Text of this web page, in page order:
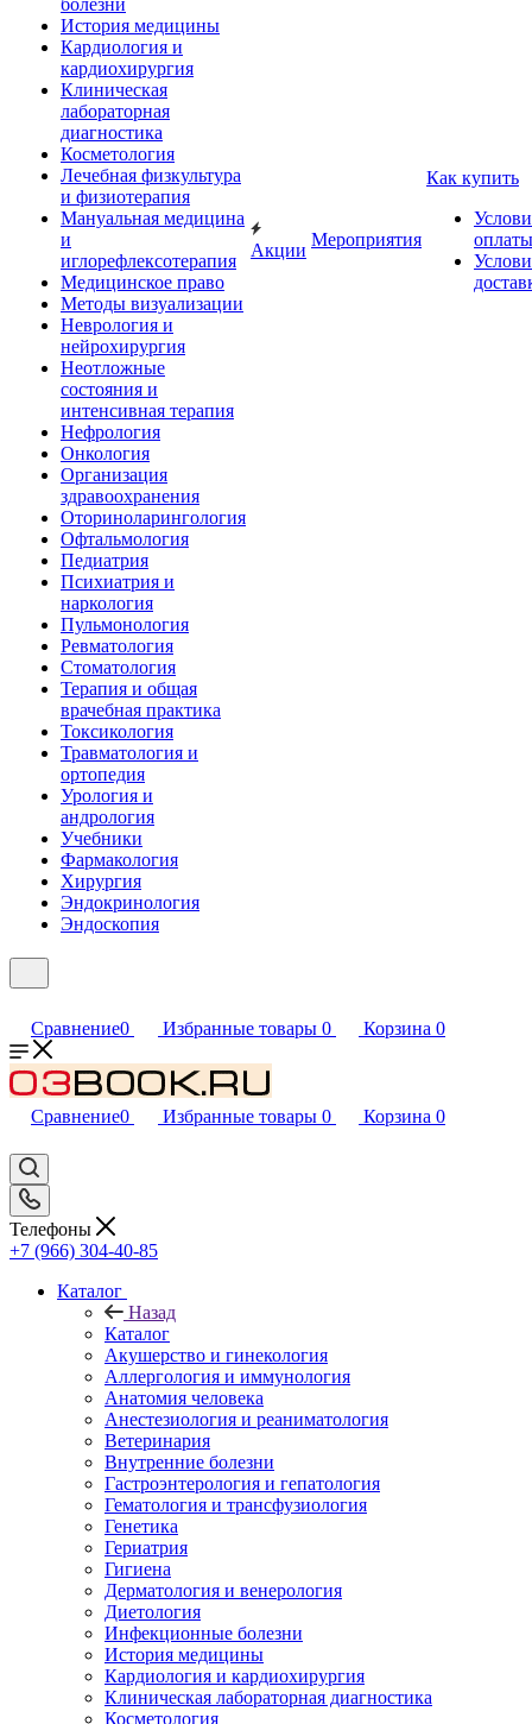
болезни
История медицины
Кардиология и
кардиохирургия
Клиническая
лабораторная
диагностика
Косметология
Лечебная физкультура
и физиотерапия
Мануальная медицина
и
иглорефлексотерапия
Медицинское право
Методы визуализации
Неврология и
нейрохирургия
Неотложные
состояния и
интенсивная терапия
Нефрология
Онкология
Организация
здравоохранения
Оториноларингология
Офтальмология
Педиатрия
Психиатрия и
наркология
Пульмонология
Ревматология
Стоматология
Терапия и общая
врачебная практика
Токсикология
Травматология и
ортопедия
Урология и
андрология
Учебники
Фармакология
Хирургия
Эндокринология
Эндоскопия
Акции
Мероприятия
Как купить
оплаты
Сравнение0 Избранные товары 0 Корзина 0
Сравнение0 Избранные товары 0 Корзина 0
Телефоны
+7 (966) 304-40-85
Каталог
Назад
Каталог
Акушерство и гинекология
Аллергология и иммунология
Анатомия человека
Анестезиология и реаниматология
Ветеринария
Внутренние болезни
Гастроэнтерология и гепатология
Гематология и трансфузиология
Генетика
Гериатрия
Гигиена
Дерматология и венерология
Диетология
Инфекционные болезни
История медицины
Кардиология и кардиохирургия
Клиническая лабораторная диагностика
Косметология